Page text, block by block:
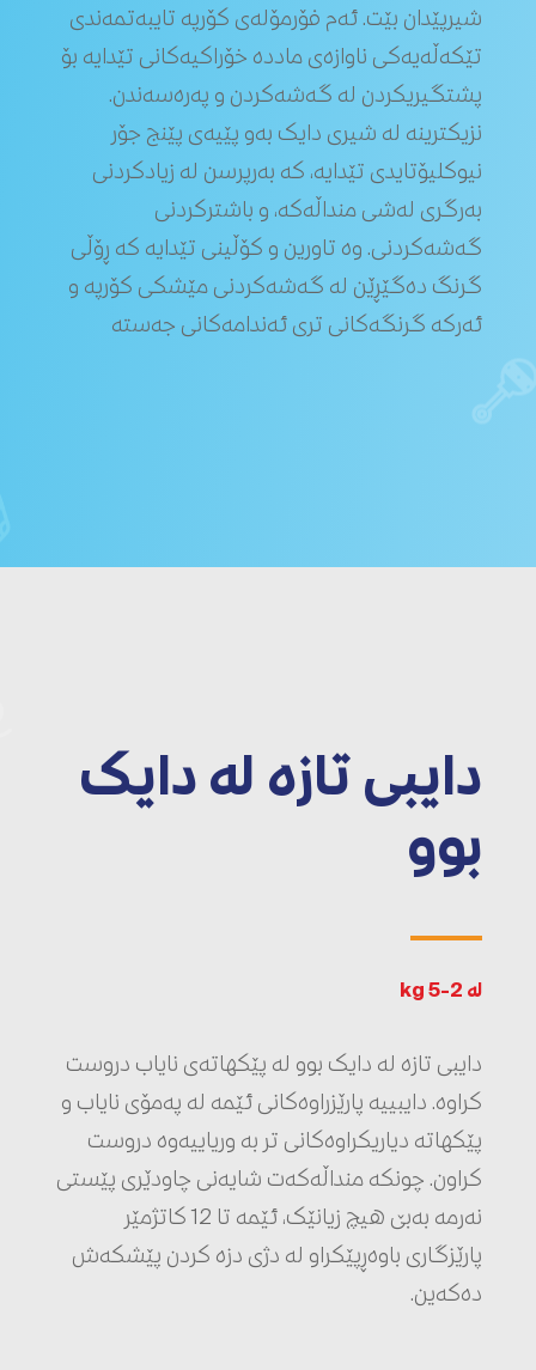
شیرپێدان بێت. ئەم فۆرمۆلەی کۆرپە تایبەتمەندی
تێکەڵەیەکی ناوازەی ماددە خۆراکیەکانی تێدایە بۆ
پشتگیریکردن لە گەشەکردن و پەرەسەندن.
نزیکترینە لە شیری دایک بەو پێیەی پێنج جۆر
نیوکلیۆتایدی تێدایە، کە بەرپرسن لە زیادکردنی
بەرگری لەشی منداڵەکە، و باشترکردنی
گەشەکردنی. وە تاورین و کۆڵینی تێدایە کە ڕۆڵی
گرنگ دەگێڕێن لە گەشەکردنی مێشکی کۆرپە و
ئەرکە گرنگەکانی تری ئەندامەکانی جەستە
دایبی تازە لە دایک
بوو
لە 2-5 kg
دایبی تازە لە دایک بوو لە پێکهاتەی نایاب دروست
کراوە. دایبییە پارێزراوەکانی ئێمە لە پەمۆی نایاب و
پێکهاتە دیاریکراوەکانی تر بە وریاییەوە دروست
کراون. چونکە منداڵەکەت شایەنی چاودێری پێستی
نەرمە بەبێ هیچ زیانێک، ئێمە تا 12 کاتژمێر
پارێزگاری باوەڕپێکراو لە دژی دزە کردن پێشکەش
دەکەین.